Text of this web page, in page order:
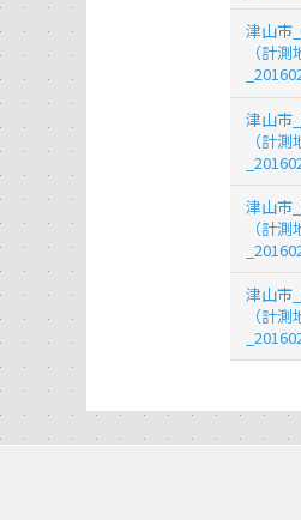
津山市
（計測
津山市
（計測
津山市
（計測
津山市
（計測